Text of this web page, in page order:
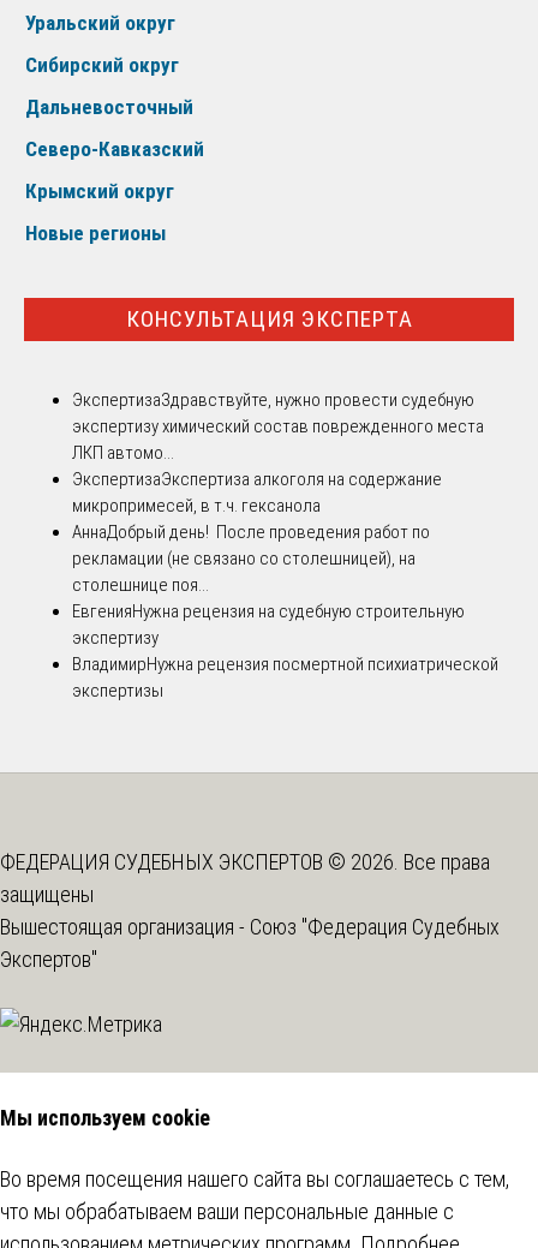
Уральский округ
Сибирский округ
Дальневосточный
Северо-Кавказский
Крымский округ
Новые регионы
КОНСУЛЬТАЦИЯ ЭКСПЕРТА
ЭкспертизаЗдравствуйте, нужно провести судебную
экспертизу химический состав поврежденного места
ЛКП автомо...
ЭкспертизаЭкспертиза алкоголя на содержание
микропримесей, в т.ч. гексанола
АннаДобрый день! После проведения работ по
рекламации (не связано со столешницей), на
столешнице поя...
ЕвгенияНужна рецензия на судебную строительную
экспертизу
ВладимирНужна рецензия посмертной психиатрической
экспертизы
ФЕДЕРАЦИЯ СУДЕБНЫХ ЭКСПЕРТОВ © 2026. Все права
защищены
Вышестоящая организация - Союз "Федерация Судебных
Экспертов"
Мы используем cookie
Во время посещения нашего сайта вы соглашаетесь с тем,
что мы обрабатываем ваши персональные данные с